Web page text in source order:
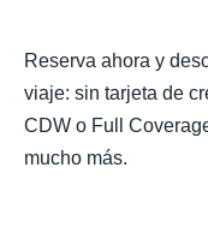
Reserva ahora y
viaje: sin tarjeta de
CDW o Full
mucho más.